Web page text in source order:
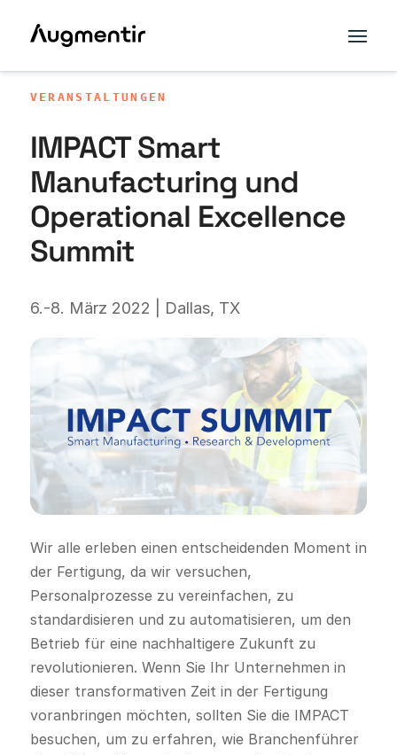
VERANSTALTUNGEN
IMPACT Smart
Manufacturing und
Operational Excellence
Summit
6.-8. März 2022 | Dallas, TX
Wir alle erleben einen entscheidenden Moment in
der Fertigung, da wir versuchen,
Personalprozesse zu vereinfachen, zu
standardisieren und zu automatisieren, um den
Betrieb für eine nachhaltigere Zukunft zu
revolutionieren. Wenn Sie Ihr Unternehmen in
dieser transformativen Zeit in der Fertigung
voranbringen möchten, sollten Sie die IMPACT
besuchen, um zu erfahren, wie Branchenführer